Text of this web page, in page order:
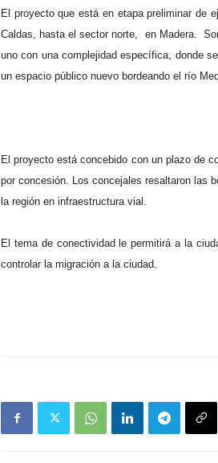
El proyecto que está en etapa preliminar de
Caldas, hasta el sector norte,
en Madera.
uno con una complejidad específica, donde
un espacio público nuevo bordeando el río
El proyecto está concebido con un plazo de
por concesión. Los concejales resaltaron las
la región en infraestructura vial.
El tema de conectividad le permitirá a la
controlar la migración a la ciudad.